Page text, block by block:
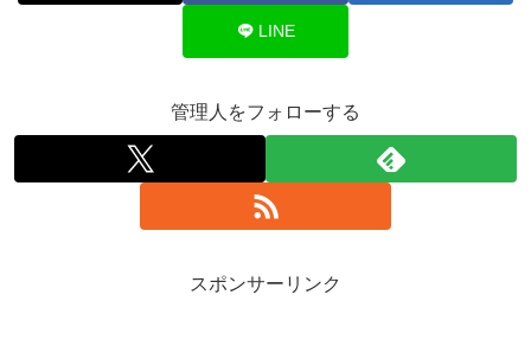
LINE
管理人をフォローする
スポンサーリンク